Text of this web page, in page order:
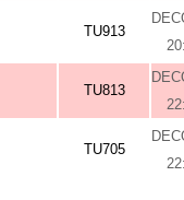
TU913
TU813
TU705